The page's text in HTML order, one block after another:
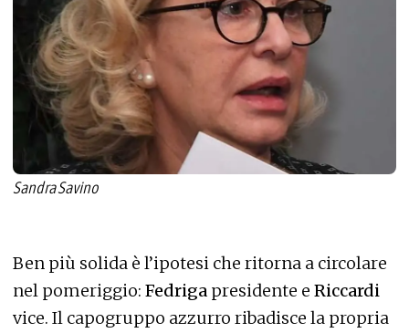
Sandra Savino
Ben più solida è l’ipotesi che ritorna a circolare
nel pomeriggio: Fedriga presidente e Riccardi
vice. Il capogruppo azzurro ribadisce la propria